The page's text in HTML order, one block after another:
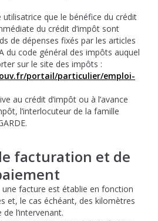
que le bénéfice du crédit
du crédit d’impôt sont
de dépenses fixés par les articles
du code général des impôts auquel
sur le site des impôts :
portail/particulier/emploi-
au crédit d’impôt ou à l’avance
l’interlocuteur de la famille
facturation et de
facture est établie en fonction
et, le cas échéant, des kilomètres
l’intervenant.